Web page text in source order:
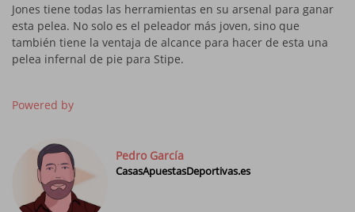
Jones tiene todas las herramientas en su arsenal para ganar
esta pelea. No solo es el peleador más joven, sino que
también tiene la ventaja de alcance para hacer de esta una
pelea infernal de pie para Stipe.
Powered by
Pedro García
CasasApuestasDeportivas.es